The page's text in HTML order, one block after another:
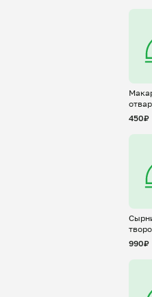
450₽
990₽